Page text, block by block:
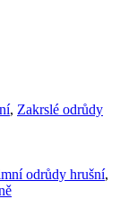
, Zakrslé odrůdy
odrůdy hrušní,